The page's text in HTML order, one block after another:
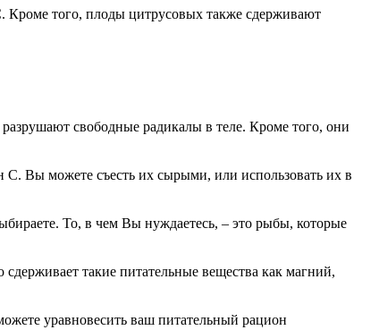
Кроме того, плоды цитрусовых также сдерживают
свободные радикалы в теле. Кроме того, они
Вы можете съесть их сырыми, или использовать их в
То, в чем Вы нуждаетесь, – это рыбы, которые
такие питательные вещества как магний,
уравновесить ваш питательный рацион